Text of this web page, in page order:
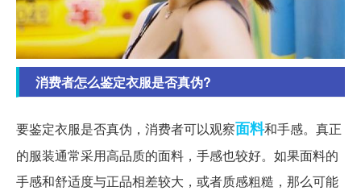
消费者怎么鉴定衣服是否真伪?
要鉴定衣服是否真伪，消费者可以观察面料和手感。真正
的服装通常采用高品质的面料，手感也较好。如果面料的
手感和舒适度与正品相差较大，或者质感粗糙，那么可能